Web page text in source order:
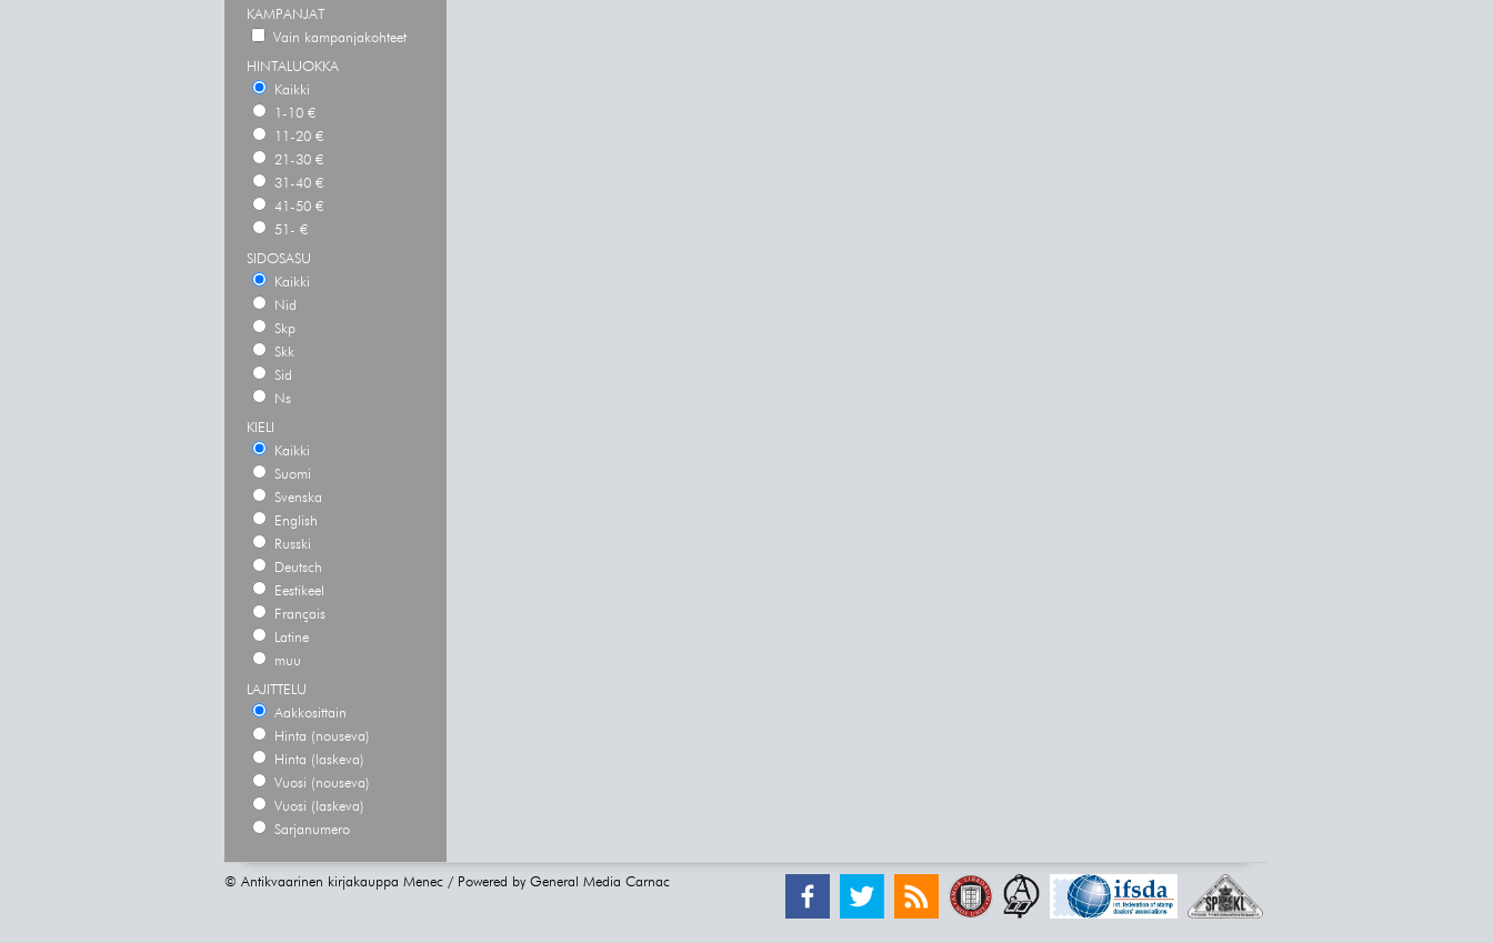
KAMPANJAT
Vain kampanjakohteet
HINTALUOKKA
Kaikki
1-10 €
11-20 €
21-30 €
31-40 €
41-50 €
51- €
SIDOSASU
Kaikki
Nid
Skp
Skk
Sid
Ns
KIELI
Kaikki
Suomi
Svenska
English
Russki
Deutsch
Eestikeel
Français
Latine
muu
LAJITTELU
Aakkosittain
Hinta (nouseva)
Hinta (laskeva)
Vuosi (nouseva)
Vuosi (laskeva)
Sarjanumero
© Antikvaarinen kirjakauppa Menec / Powered by General Media Carnac